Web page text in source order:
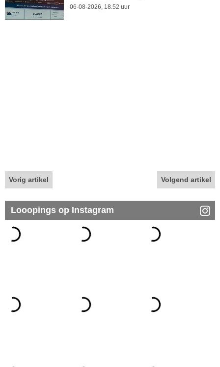
06-08-2026, 18.52 uur
Vorig artikel Volgend artikel
Looopings op Instagram